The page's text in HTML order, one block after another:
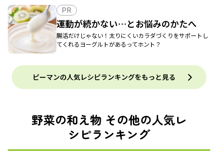
PR
運動が続かない…とお悩みのかたへ
腸活だけじゃない！太りにくいカラダづくりをサポートし
てくれるヨーグルトがあるってホント？
ピーマンの人気レシピランキングをもっと見る
野菜の和え物 その他の人気レ
シピランキング